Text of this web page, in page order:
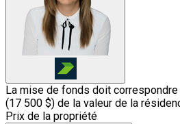
La mise de fonds doit correspondre
(17 500 $) de la valeur de la
Prix de la propriété